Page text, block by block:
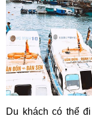
Du khách có thể